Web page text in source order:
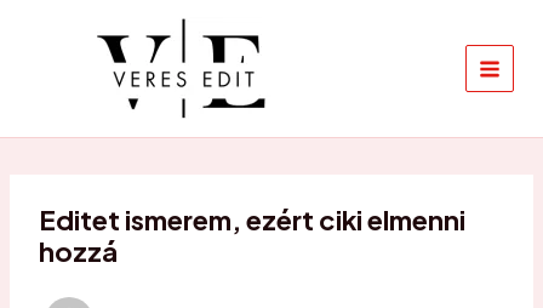
Editet ismerem, ezért ciki elmenni
hozzá